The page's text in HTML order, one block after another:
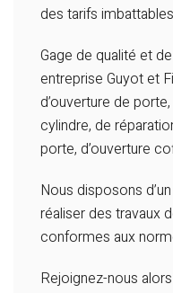
des tarifs
Gage de qualité et
entreprise Guyot et
d’ouverture de
cylindre, de
porte, d’ouverture
Nous disposons
réaliser des travaux
conformes aux
Rejoignez-nous